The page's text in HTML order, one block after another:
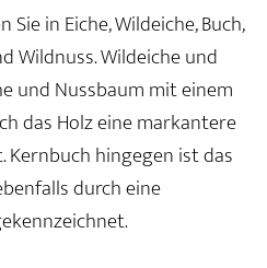
in Eiche, Wildeiche, Buch,
Wildnuss. Wildeiche und
und Nussbaum mit einem
das Holz eine markantere
Kernbuch hingegen ist das
durch eine